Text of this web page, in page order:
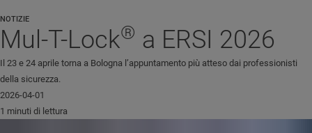
NOTIZIE
Mul-T-Lock® a ERSI 2026
Il 23 e 24 aprile torna a Bologna l’appuntamento più atteso dai professionisti
della sicurezza.
2026-04-01
1 minuti di lettura